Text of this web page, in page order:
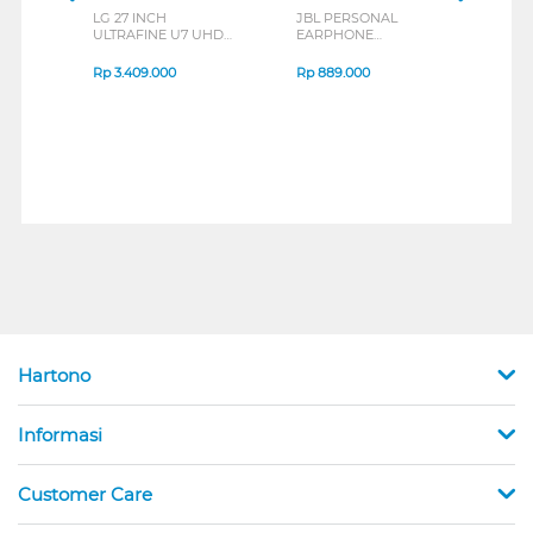
LG 27 INCH
ULTRAFINE U7 UHD
B_G3
Rp3.409.000
JBL PERSONAL
EARPHONE
SERIES
Rp889.000
Hartono
Informasi
Customer Care